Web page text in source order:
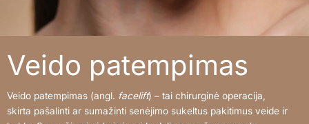
Veido patempimas
Veido patempimas (angl. facelift) – tai chirurginė operacija,
skirta pašalinti ar sumažinti senėjimo sukeltus pakitimus veide ir